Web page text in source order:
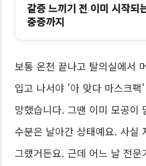
갈증 느끼기 전 이미 시작되
중증까지
보통 온천 끝나고 탈의실에서
입고 나서야 '아 맞다 마스크
망했습니다. 그땐 이미 모공이
수분은 날아간 상태예요. 사실
그랬거든요. 근데 어느 날 전문